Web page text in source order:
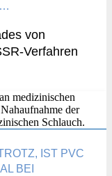
von
Verfahren
IST PVC
BEI